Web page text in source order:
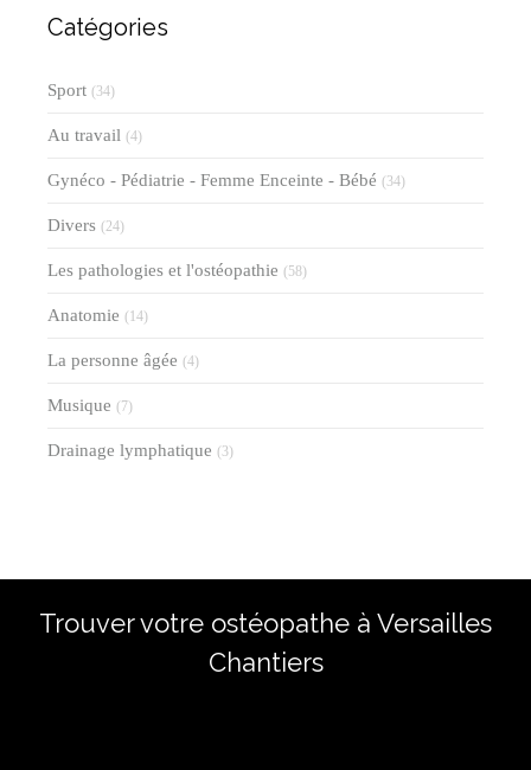
Catégories
Sport (34)
Au travail (4)
Gynéco - Pédiatrie - Femme Enceinte - Bébé (34)
Divers (24)
Les pathologies et l'ostéopathie (58)
Anatomie (14)
La personne âgée (4)
Musique (7)
Drainage lymphatique (3)
Trouver votre ostéopathe à Versailles
Chantiers